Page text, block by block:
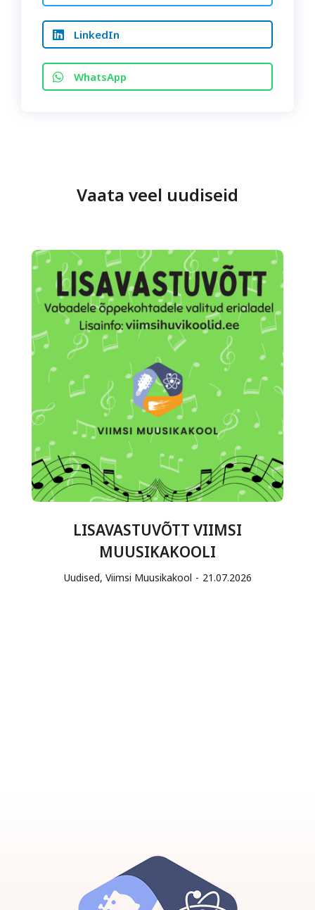
LinkedIn
WhatsApp
Vaata veel uudiseid
LISAVASTUVÕTT VIIMSI
MUUSIKAKOOLI
Uudised, Viimsi Muusikakool 21.07.2026